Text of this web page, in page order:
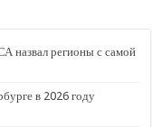
назвал регионы с самой
в 2026 году